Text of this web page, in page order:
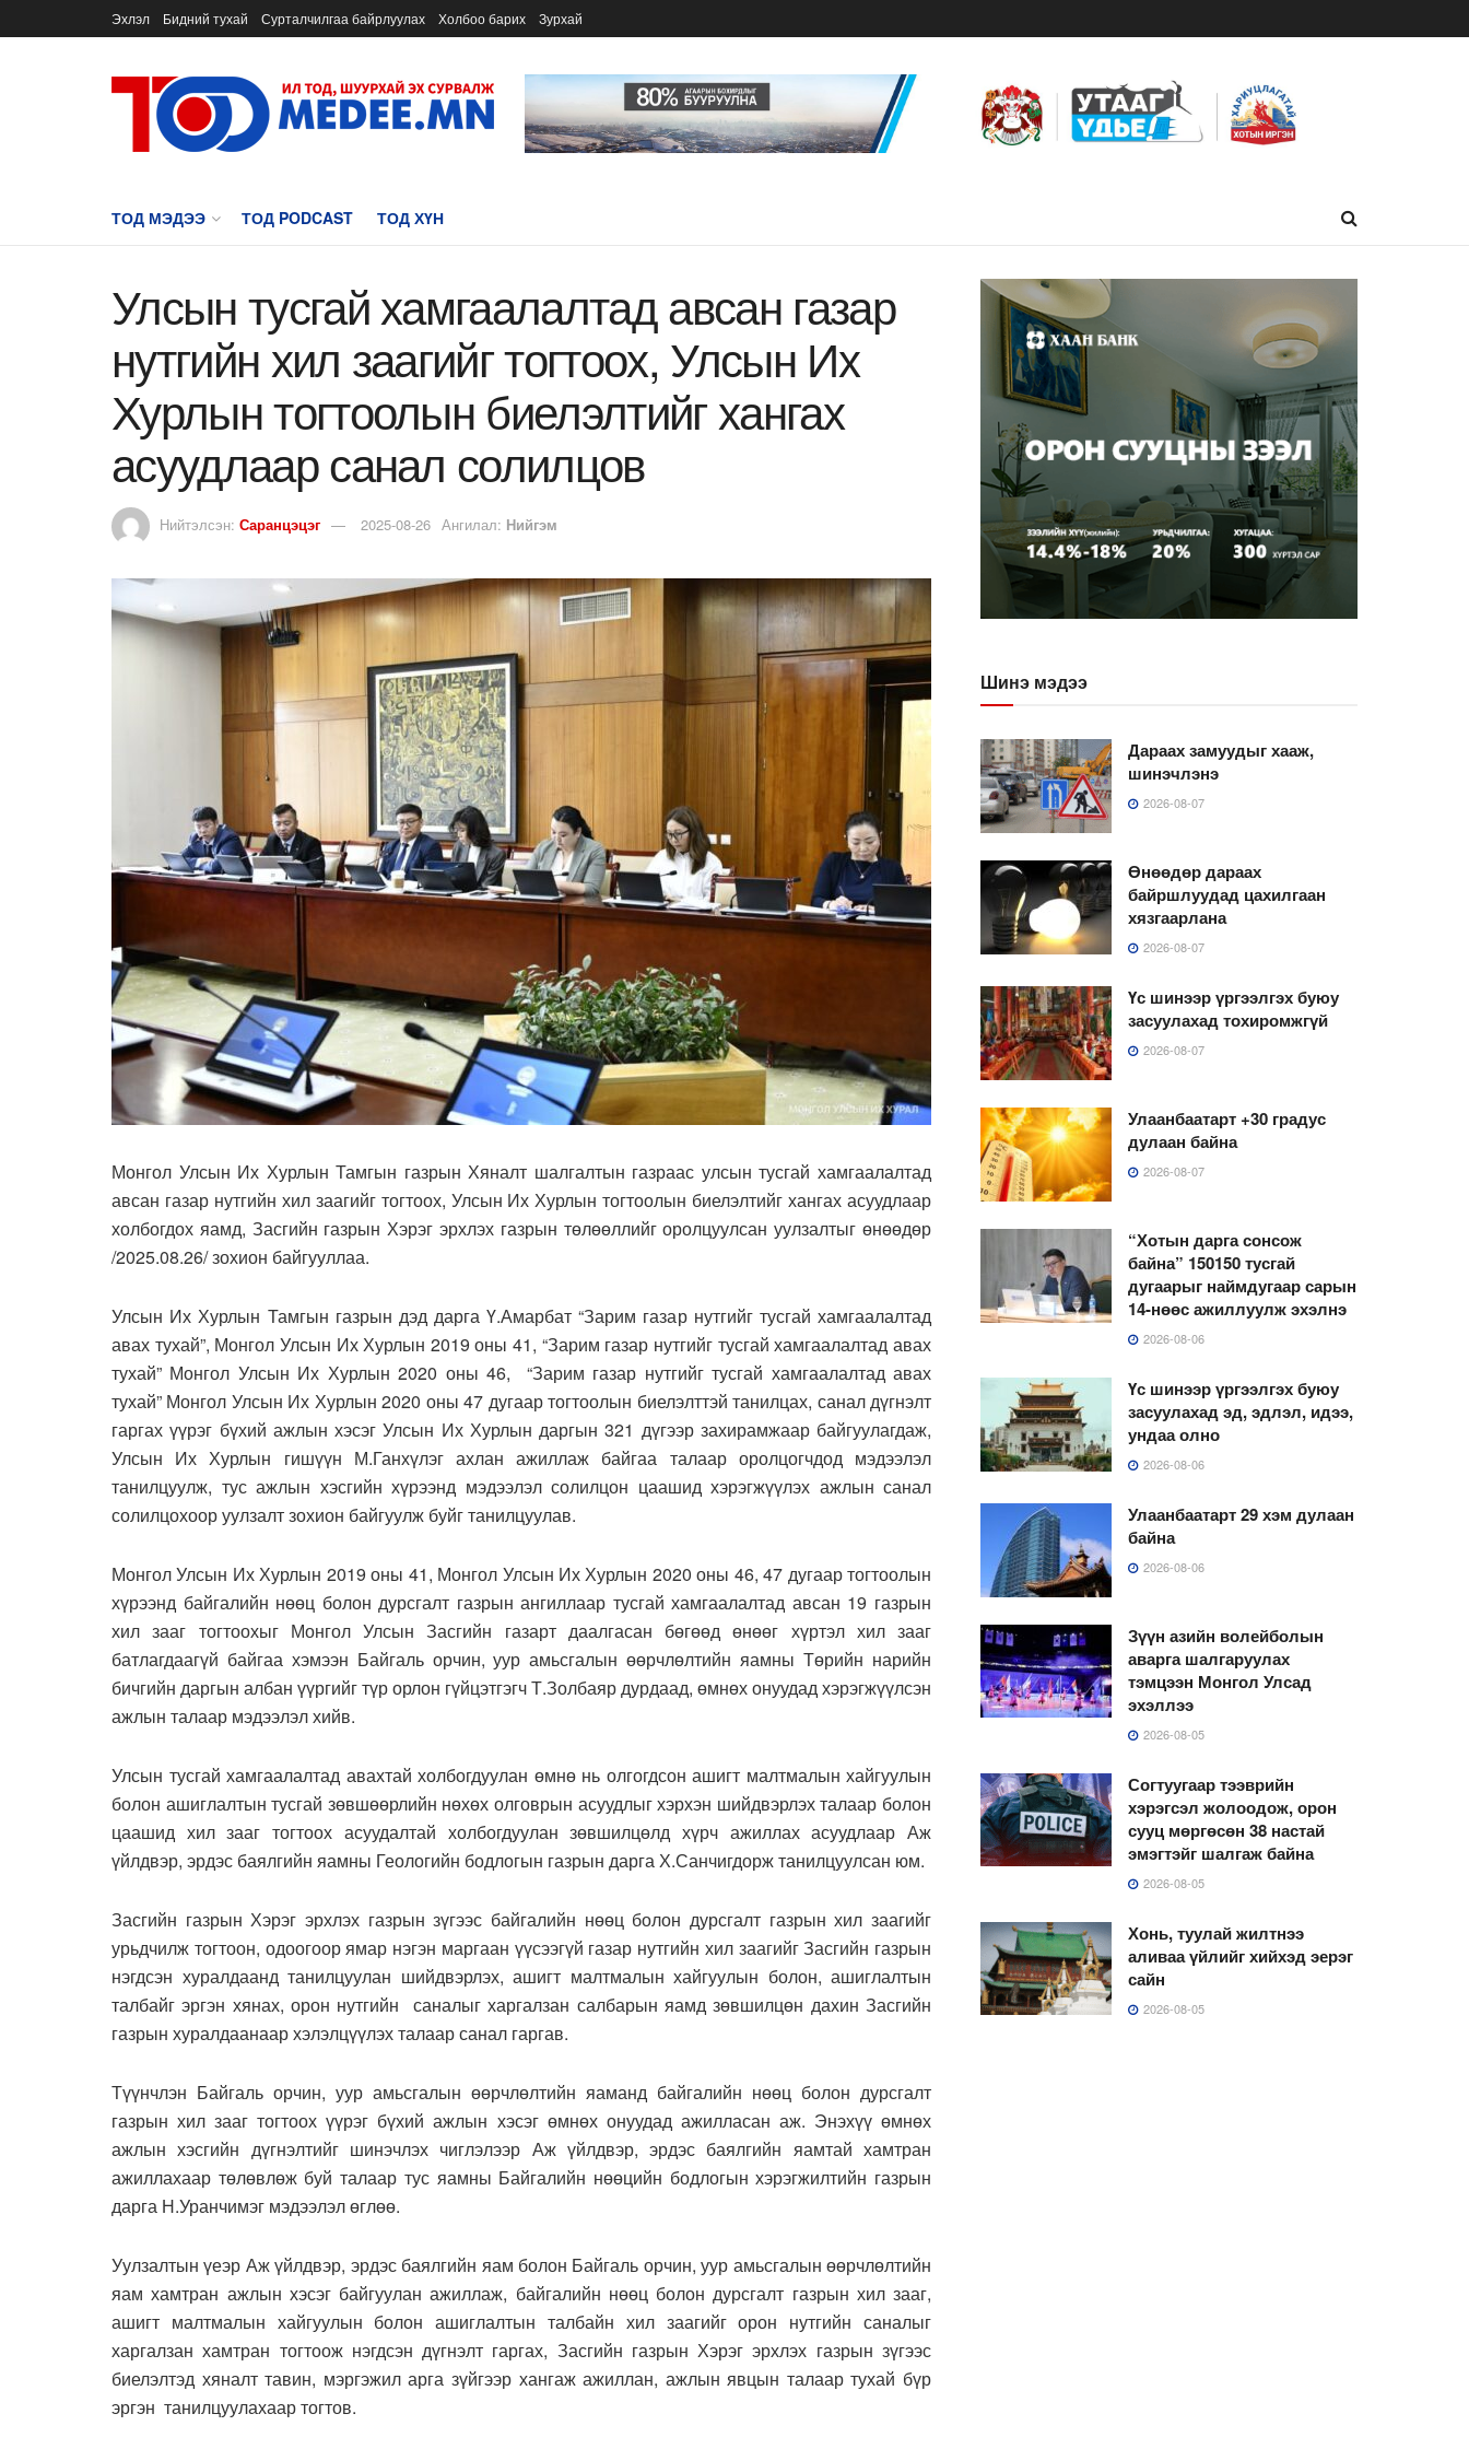
Эхлэл Бидний тухай Сурталчилгаа байрлуулах Холбоо барих Зурхай
ТОД МЭДЭЭ ТОД PODCAST ТОД ХҮН
Улсын тусгай хамгаалалтад авсан газар
нутгийн хил заагийг тогтоох, Улсын Их
Хурлын тогтоолын биелэлтийг хангах
асуудлаар санал солилцов
Нийтэлсэн: Саранцэцэг 2025-08-26 Ангилал: Нийгэм
Монгол Улсын Их Хурлын Тамгын газрын Хяналт шалгалтын газраас улсын тусгай хамгаалалтад
авсан газар нутгийн хил заагийг тогтоох, Улсын Их Хурлын тогтоолын биелэлтийг хангах асуудлаар
холбогдох яамд, Засгийн газрын Хэрэг эрхлэх газрын төлөөллийг оролцуулсан уулзалтыг өнөөдөр
/2025.08.26/ зохион байгууллаа.
Улсын Их Хурлын Тамгын газрын дэд дарга Ү.Амарбат “Зарим газар нутгийг тусгай хамгаалалтад
авах тухай”, Монгол Улсын Их Хурлын 2019 оны 41, “Зарим газар нутгийг тусгай хамгаалалтад авах
тухай” Монгол Улсын Их Хурлын 2020 оны 46, “Зарим газар нутгийг тусгай хамгаалалтад авах
тухай” Монгол Улсын Их Хурлын 2020 оны 47 дугаар тогтоолын биелэлттэй танилцах, санал дүгнэлт
гаргах үүрэг бүхий ажлын хэсэг Улсын Их Хурлын даргын 321 дүгээр захирамжаар байгуулагдаж,
Улсын Их Хурлын гишүүн М.Ганхүлэг ахлан ажиллаж байгаа талаар оролцогчдод мэдээлэл
танилцуулж, тус ажлын хэсгийн хүрээнд мэдээлэл солилцон цаашид хэрэгжүүлэх ажлын санал
солилцохоор уулзалт зохион байгуулж буйг танилцуулав.
Монгол Улсын Их Хурлын 2019 оны 41, Монгол Улсын Их Хурлын 2020 оны 46, 47 дугаар тогтоолын
хүрээнд байгалийн нөөц болон дурсгалт газрын ангиллаар тусгай хамгаалалтад авсан 19 газрын
хил зааг тогтоохыг Монгол Улсын Засгийн газарт даалгасан бөгөөд өнөөг хүртэл хил зааг
батлагдаагүй байгаа хэмээн Байгаль орчин, уур амьсгалын өөрчлөлтийн яамны Төрийн нарийн
бичгийн даргын албан үүргийг түр орлон гүйцэтгэгч Т.Золбаяр дурдаад, өмнөх онуудад хэрэгжүүлсэн
ажлын талаар мэдээлэл хийв.
Улсын тусгай хамгаалалтад авахтай холбогдуулан өмнө нь олгогдсон ашигт малтмалын хайгуулын
болон ашиглалтын тусгай зөвшөөрлийн нөхөх олговрын асуудлыг хэрхэн шийдвэрлэх талаар болон
цаашид хил зааг тогтоох асуудалтай холбогдуулан зөвшилцөлд хүрч ажиллах асуудлаар Аж
үйлдвэр, эрдэс баялгийн яамны Геологийн бодлогын газрын дарга Х.Санчигдорж танилцуулсан юм.
Засгийн газрын Хэрэг эрхлэх газрын зүгээс байгалийн нөөц болон дурсгалт газрын хил заагийг
урьдчилж тогтоон, одоогоор ямар нэгэн маргаан үүсээгүй газар нутгийн хил заагийг Засгийн газрын
нэгдсэн хуралдаанд танилцуулан шийдвэрлэх, ашигт малтмалын хайгуулын болон, ашиглалтын
талбайг эргэн хянах, орон нутгийн саналыг харгалзан салбарын яамд зөвшилцөн дахин Засгийн
газрын хуралдаанаар хэлэлцүүлэх талаар санал гаргав.
Түүнчлэн Байгаль орчин, уур амьсгалын өөрчлөлтийн яаманд байгалийн нөөц болон дурсгалт
газрын хил зааг тогтоох үүрэг бүхий ажлын хэсэг өмнөх онуудад ажилласан аж. Энэхүү өмнөх
ажлын хэсгийн дүгнэлтийг шинэчлэх чиглэлээр Аж үйлдвэр, эрдэс баялгийн яамтай хамтран
ажиллахаар төлөвлөж буй талаар тус яамны Байгалийн нөөцийн бодлогын хэрэгжилтийн газрын
дарга Н.Уранчимэг мэдээлэл өглөө.
Уулзалтын үеэр Аж үйлдвэр, эрдэс баялгийн яам болон Байгаль орчин, уур амьсгалын өөрчлөлтийн
яам хамтран ажлын хэсэг байгуулан ажиллаж, байгалийн нөөц болон дурсгалт газрын хил зааг,
ашигт малтмалын хайгуулын болон ашиглалтын талбайн хил заагийг орон нутгийн саналыг
харгалзан хамтран тогтоож нэгдсэн дүгнэлт гаргах, Засгийн газрын Хэрэг эрхлэх газрын зүгээс
биелэлтэд хяналт тавин, мэргэжил арга зүйгээр хангаж ажиллан, ажлын явцын талаар тухай бүр
эргэн танилцуулахаар тогтов.
Шинэ мэдээ
Дараах замуудыг хааж,
шинэчлэнэ
2026-08-07
Өнөөдөр дараах
байршлуудад цахилгаан
хязгаарлана
2026-08-07
Үс шинээр үргээлгэх буюу
засуулахад тохиромжгүй
2026-08-07
Улаанбаатарт +30 градус
дулаан байна
2026-08-07
“Хотын дарга сонсож
байна” 150150 тусгай
дугаарыг наймдугаар сарын
14-нөөс ажиллуулж эхэлнэ
2026-08-06
Үс шинээр үргээлгэх буюу
засуулахад эд, эдлэл, идээ,
ундаа олно
2026-08-06
Улаанбаатарт 29 хэм дулаан
байна
2026-08-06
Зүүн азийн волейболын
аварга шалгаруулах
тэмцээн Монгол Улсад
эхэллээ
2026-08-05
Согтуугаар тээврийн
хэрэгсэл жолоодож, орон
сууц мөргөсөн 38 настай
эмэгтэйг шалгаж байна
2026-08-05
Хонь, туулай жилтнээ
аливаа үйлийг хийхэд эерэг
сайн
2026-08-05